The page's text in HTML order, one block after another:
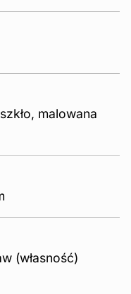
malowana
(własność)